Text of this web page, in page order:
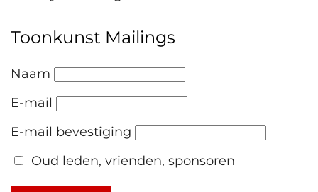
Toonkunst Mailings
Naam
E-mail
E-mail bevestiging
Oud leden, vrienden, sponsoren